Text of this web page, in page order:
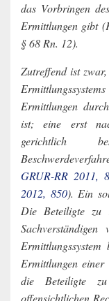
das Vorbringen
Ermittlungen gibt
§ 68 Rn. 12).
Zutreffend ist
Ermittlungen
ist; eine erst
gerichtlich
GRUR-RR 2011,
2012, 850). Ein
Die Beteiligte zu
Ermittlungen
die Beteiligte
offensichtlichen